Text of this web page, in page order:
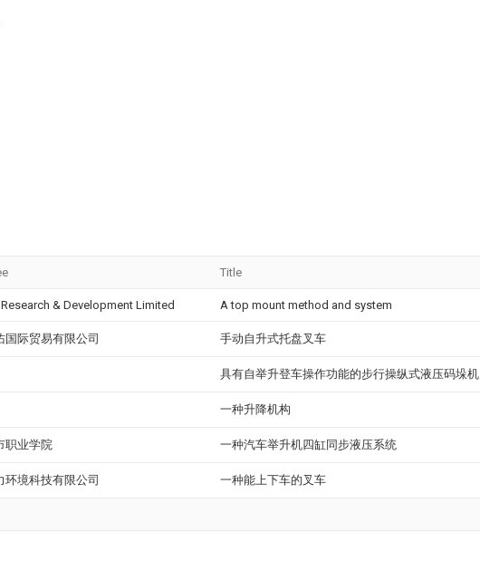
Title
& Development Limited A top mount method and system
国际贸易有限公司 手动自升式托盘叉车
具有自举升登车操作功能的步行操纵式液压码垛机
一种升降机构
职业学院 一种汽车举升机四缸同步液压系统
环境科技有限公司 一种能上下车的叉车